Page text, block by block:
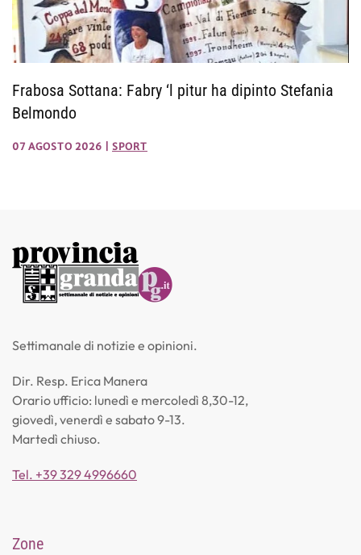
Frabosa Sottana: Fabry ‘l pitur ha dipinto Stefania
Belmondo
07 AGOSTO 2026 SPORT
Settimanale di notizie e opinioni.
Dir. Resp. Erica Manera
Orario ufficio: lunedì e mercoledì 8,30-12,
giovedì, venerdì e sabato 9-13.
Martedì chiuso.
Tel. +39 329 4996660
Zone